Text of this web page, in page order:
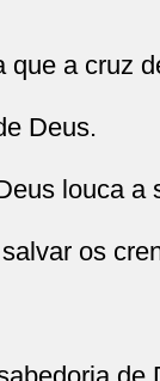
a cruz
Deus.
louca a
os